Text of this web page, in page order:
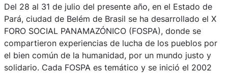
Del 28 al 31 de julio del presente año, en el Estado de
Pará, ciudad de Belém de Brasil se ha desarrollado el X
FORO SOCIAL PANAMAZÓNICO (FOSPA), donde se
compartieron experiencias de lucha de los pueblos por
el bien común de la humanidad, por un mundo justo y
solidario. Cada FOSPA es temático y se inició el 2002